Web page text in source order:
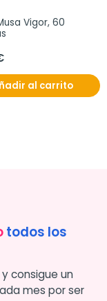
Vigor, 60
al carrito
todos los
consigue un
mes por ser